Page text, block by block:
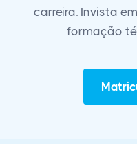
carreira. Invista
formação